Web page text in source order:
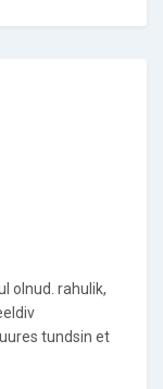
olnud. rahulik,
tundsin et